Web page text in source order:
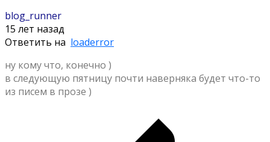
blog_runner
15 лет назад
Ответить на loaderror
ну кому что, конечно )
в следующую пятницу почти наверняка будет что-то
из писем в прозе )